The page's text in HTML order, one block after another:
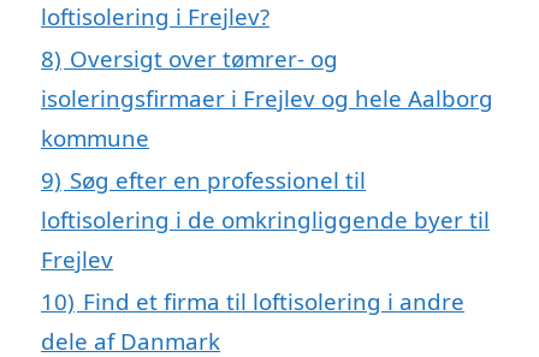
loftisolering i Frejlev?
8) Oversigt over tømrer- og
isoleringsfirmaer i Frejlev og hele Aalborg
kommune
9) Søg efter en professionel til
loftisolering i de omkringliggende byer til
Frejlev
10) Find et firma til loftisolering i andre
dele af Danmark